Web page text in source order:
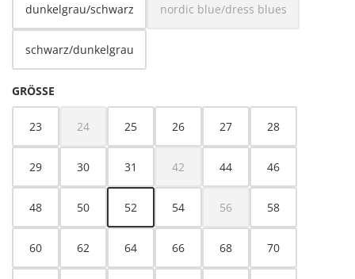
dunkelgrau/schwarz nordic blue/dress blues
(Diese Option ist zurzeit nicht
schwarz/dunkelgrau
GRÖSSE
23 24
(Diese Option ist zurzeit nicht verfügbar.)
25 26 27 28
29 30 31 42
(Diese Option ist zurzeit nicht
44 46
48 50 52 54 56
(Diese Option ist zurzeit
58
60 62 64 66 68 70